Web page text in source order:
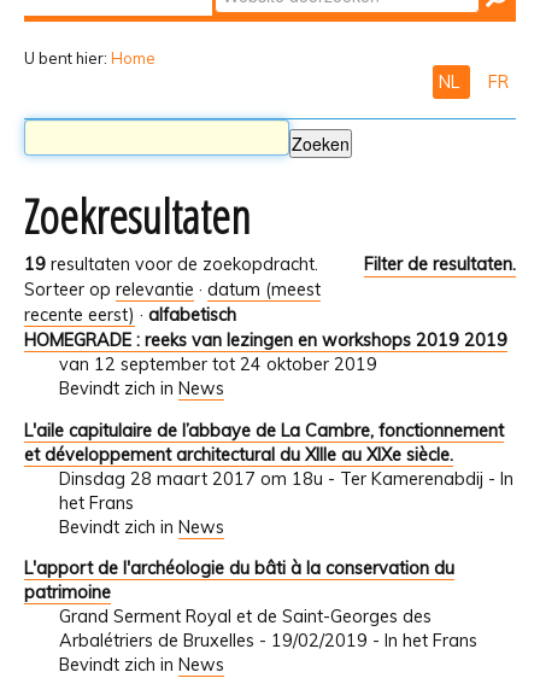
Geavanceerd
U bent hier: Home
NL FR
Zoekresultaten
19 resultaten voor de zoekopdracht.
Filter de resultaten.
Sorteer op relevantie · datum (meest
recente eerst) · alfabetisch
HOMEGRADE : reeks van lezingen en workshops 2019 2019
van 12 september tot 24 oktober 2019
Bevindt zich in News
L'aile capitulaire de l’abbaye de La Cambre, fonctionnement
et développement architectural du XIIIe au XIXe siècle.
Dinsdag 28 maart 2017 om 18u - Ter Kamerenabdij - In
het Frans
Bevindt zich in News
L'apport de l'archéologie du bâti à la conservation du
patrimoine
Grand Serment Royal et de Saint-Georges des
Arbalétriers de Bruxelles - 19/02/2019 - In het Frans
Bevindt zich in News